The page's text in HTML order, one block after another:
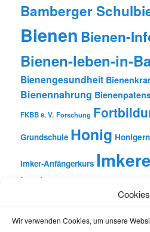
Cookies
Wir verwenden Cookies, um unsere
Bamberger
Bienen Bienen-
Bienen-leben-in-
Bienengesundheit
Bienennahrung
FKBB e. V. Forschung
Grundschule Honig
Imker-Anfängerkurs
Insekten
Natur